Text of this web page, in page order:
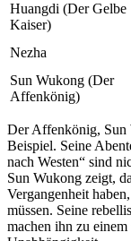
Huangdi (Der Gelbe‍
Kaiser)
Nezha
Sun Wukong (Der
Affenkönig)
Der ‍Affenkönig, Sun
Beispiel. Seine
nach Westen“ sind
Sun Wukong zeigt,
Vergangenheit
‌müssen. Seine
machen ihn zu